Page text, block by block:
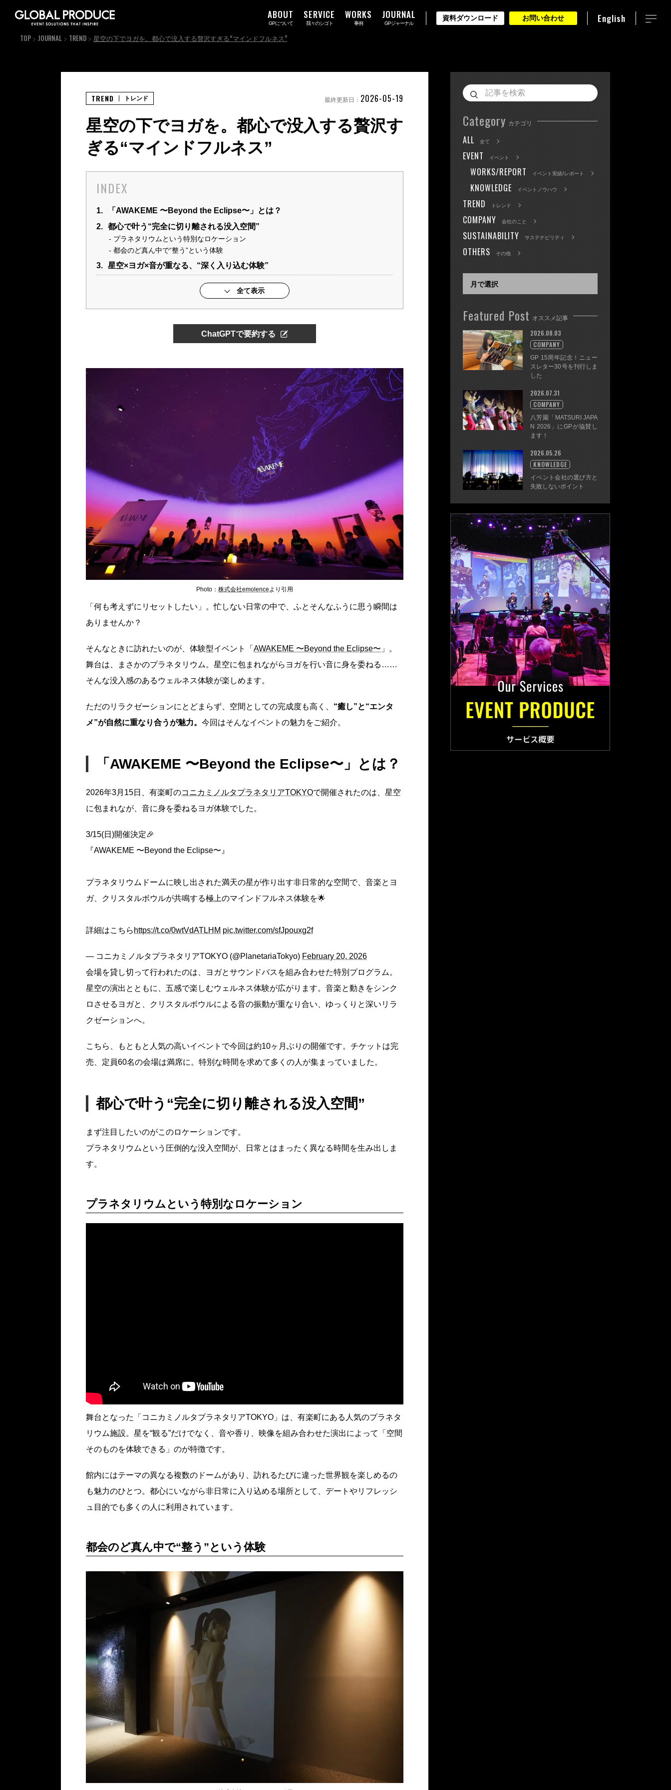
ABOUT
GPについて
SERVICE
我々のシゴト
WORKS
事例
JOURNAL
GPジャーナル
資料ダウンロード お問い合わせ English
TOP JOURNAL TREND 星空の下でヨガを。都心で没入する贅沢すぎる“マインドフルネス”
星空の下でヨガを。都心で没入する贅沢す
ぎる“マインドフルネス”
INDEX
1.
「AWAKEME 〜Beyond the Eclipse〜」とは？
2. 都心で叶う“完全に切り離される没入空間”
プラネタリウムという特別なロケーション
都会のど真ん中で“整う”という体験
3. 星空×ヨガ×音が重なる、“深く入り込む体験”
全て表示
ChatGPTで要約する
Photo： 株式会社emolenceより引用
「何も考えずにリセットしたい」。忙しない日常の中で、ふとそんなふうに思う瞬間は
ありませんか？
そんなときに訪れたいのが、体験型イベント「 AWAKEME 〜Beyond the Eclipse〜 」。
舞台は、まさかのプラネタリウム。星空に包まれながらヨガを行い音に身を委ねる……
そんな没入感のあるウェルネス体験が楽しめます。
ただのリラクゼーションにとどまらず、空間としての完成度も高く、 “癒し”と“エンタ
メ”が自然に重なり合うが魅力。 今回はそんなイベントの魅力をご紹介。
「AWAKEME 〜Beyond the Eclipse〜」とは？
2026年3月15日、有楽町のコニカミノルタプラネタリアTOKYOで開催されたのは、星空
に包まれなが、音に身を委ねるヨガ体験でした。
3/15(日)開催決定🎉
『AWAKEME 〜Beyond the Eclipse〜』
プラネタリウムドームに映し出された満天の星が作り出す非日常的な空間で、音楽とヨ
ガ、クリスタルボウルが共鳴する極上のマインドフルネス体験を🌟
詳細はこちら https://t.co/0wtVdATLHM pic.twitter.com/sfJpouxg2f
— コニカミノルタプラネタリアTOKYO (@PlanetariaTokyo) February 20, 2026
会場を貸し切って行われたのは、ヨガとサウンドバスを組み合わせた特別プログラム。
星空の演出とともに、五感で楽しむウェルネス体験が広がります。音楽と動きをシンク
ロさせるヨガと、クリスタルボウルによる音の振動が重なり合い、ゆっくりと深いリラ
クゼーションへ。
こちら、もともと人気の高いイベントで今回は約10ヶ月ぶりの開催です。チケットは完
売、定員60名の会場は満席に。特別な時間を求めて多くの人が集まっていました。
都心で叶う“完全に切り離される没入空間”
まず注目したいのがこのロケーションです。
プラネタリウムという圧倒的な没入空間が、日常とはまったく異なる時間を生み出しま
す。
プラネタリウムという特別なロケーション
舞台となった「コニカミノルタプラネタリアTOKYO」は、有楽町にある人気のプラネタ
リウム施設。星を“観る”だけでなく、音や香り、映像を組み合わせた演出によって「空間
そのものを体験できる」のが特徴です。
館内にはテーマの異なる複数のドームがあり、訪れるたびに違った世界観を楽しめるの
も魅力のひとつ。都心にいながら非日常に入り込める場所として、デートやリフレッシ
ュ目的でも多くの人に利用されています。
都会のど真ん中で“整う”という体験
TREND トレンド 最終更新日： 2026-05-19
Category カテゴリ
ALL 全て
EVENT イベント
WORKS/REPORT イベント実績/レポート
KNOWLEDGE イベントノウハウ
TREND トレンド
COMPANY 会社のこと
SUSTAINABILITY サステナビリティ
OTHERS その他
Featured Post オススメ記事
GP 15周年記念！ニュー
スレター30号を刊行しま
した
2026.08.03
COMPANY
八芳園「MATSURI JAPA
N 2026」にGPが協賛し
ます！
2026.07.31
COMPANY
イベント会社の選び方と
失敗しないポイント
2026.05.26
KNOWLEDGE